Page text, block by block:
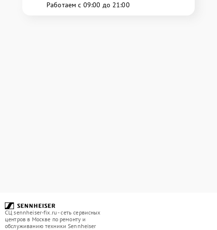
Работаем с 09:00 до 21:00
СЦ sennheiser-fix.ru - сеть сервисных
центров в Москве по ремонту и
обслуживанию техники Sennheiser